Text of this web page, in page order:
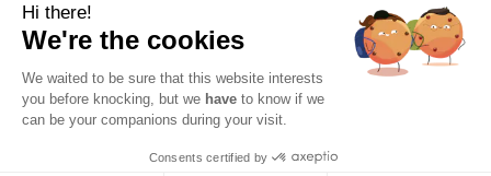
Hi there!
We're the cookies
We waited to be sure that this website interests
you before knocking, but we have to know if we
can be your companions during your visit.
Consents certified by